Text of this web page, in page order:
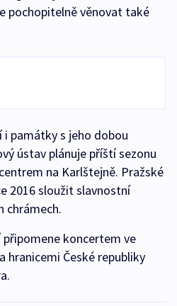
pochopitelně věnovat také
památky s jeho dobou
ústav plánuje příští sezonu
na Karlštejně. Pražské
2016 sloužit slavnostní
chrámech.
koncertem ve
České republiky